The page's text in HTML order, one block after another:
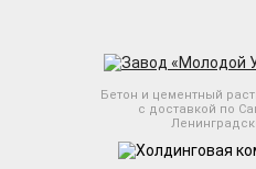
Бетон и цементный
с доставкой по